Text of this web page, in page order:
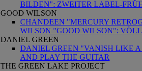
BILDEN": ZWEITER LABEL-
GOOD WILSON
CHANDEEN "MERCURY
WILSON "GOOD WILSON":
DANIEL GREEN
DANIEL GREEN "VANISH LIKE
AND PLAY THE GUITAR
THE GREEN LAKE PROJECT